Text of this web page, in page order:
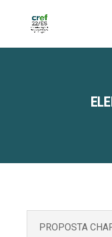
PROPOSTA